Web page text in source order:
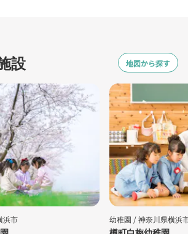
設 地図から探す
浜市 幼稚園 /神奈川県横浜